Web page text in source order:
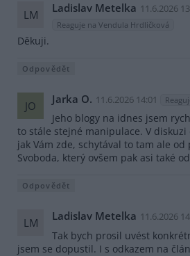
LM Ladislav Metelka 11.6.2026
Reaguje na Vendula Hrdličková
Děkuji.
Odpovědět
JO Jarka O. 11.6.2026 14:01
Jeho blogy na idnes jsem
to stále stejné manipulace. V
jak Vám zde, schytával to tam ale
Svoboda, který ovšem pak asi také
Odpovědět
LM Ladislav Metelka 11.6.2026
Tak bych prosil uvést
jsem se dopustil. I s odkazem na